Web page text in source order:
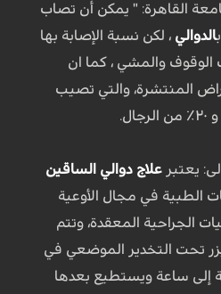
القاهرة: " يمكن أن تصاب
الدوالي ، لكن نسبة الإصابة بها
والمشي ، كما ان
المنتشرة، والتي تصيب
يعتبر علاج دوالي الساقين
الطبية في مجال الأوعية
الجراحية المعقدة، وتتم
تحت التخدير الموضعي في
من 30 دقيقة إلى ساعة ويستطيع بعدها